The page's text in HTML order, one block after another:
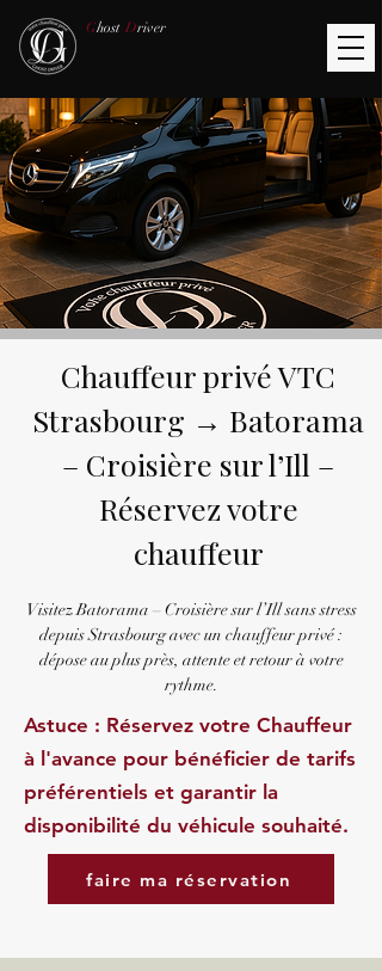
Ghost Driver
Chauffeur privé VTC
Strasbourg → Batorama
– Croisière sur l’Ill –
Réservez votre
chauffeur
Visitez Batorama – Croisière sur l’Ill sans stress
depuis Strasbourg avec un chauffeur privé :
dépose au plus près, attente et retour à votre
rythme.
Astuce : Réservez votre Chauffeur
à l'avance pour bénéficier de tarifs
préférentiels et garantir la
disponibilité du véhicule souhaité.
faire ma réservation